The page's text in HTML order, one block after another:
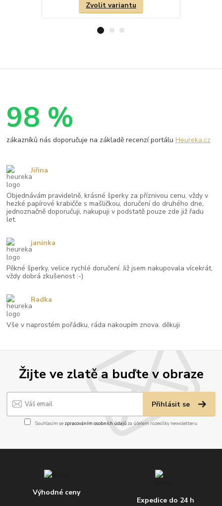
Zvolit variantu
Žijte ve zlatě a buďte v obraze
Přihlásit se
Souhlasím se zpracováním osobních údajůza účelem rozesílky newsletteru.
Výhodné ceny
Expedice do 24 h
98 %
zákazníků nás doporučuje na základě recenzí portáluHeureka.cz
Objednávám pravidelně, krásné šperky za příznivou cenu, vždy v
hezké papírové krabičče s mašličkou, doručení do druhého dne,
jednoznačně doporučuji, nakupuji v podstatě pouze zde již řadu
let.
Jiřina
Pěkné šperky, velice rychlé doručení. Již jsem nakupovala vícekrát,
vždy dobrá zkušenost :-)
janinka
Vše v naprostém pořádku, ráda nakoupím znova. děkuji
Radka